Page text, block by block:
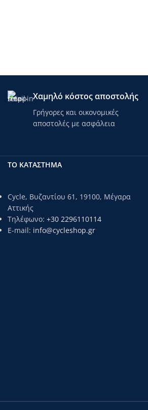
Χαμηλό κόστος αποστολής
Γρήγορες και οικονομικές
αποστολές με ασφάλεια
ΤΟ ΚΑΤΑΣΤΗΜΑ
Cycle, Βυζαντίου 61, 19100, Μέγαρα
Αττικής
Τηλέφωνο: +30 2296110114
E-mail: info@cycleshop.gr